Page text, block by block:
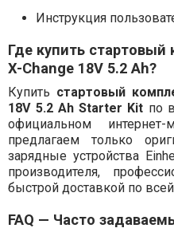
Инструкция
Где купить
X-Change 18V 5.2 Ah?
Купить стартовый
18V 5.2 Ah Starter Kit по
официальном
предлагаем только
зарядные устройства
производителя,
быстрой доставкой по
FAQ — Часто